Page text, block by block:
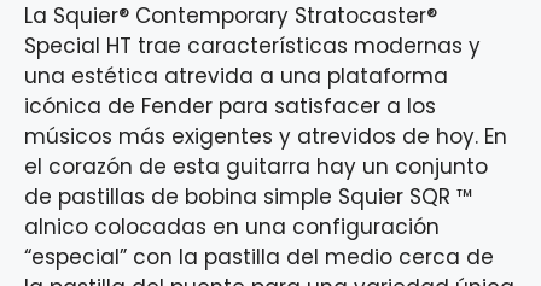
La Squier® Contemporary Stratocaster®
Special HT trae características modernas y
una estética atrevida a una plataforma
icónica de Fender para satisfacer a los
músicos más exigentes y atrevidos de hoy. En
el corazón de esta guitarra hay un conjunto
de pastillas de bobina simple Squier SQR ™
alnico colocadas en una configuración
“especial” con la pastilla del medio cerca de